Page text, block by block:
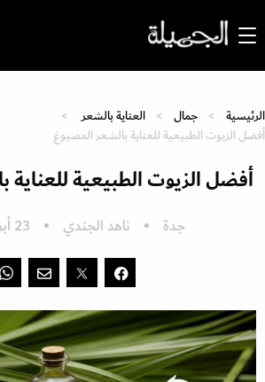
الرئيسية جمال
العناية بالشعر
أفضل الزيوت الطبيعية للعناية بالشعر المصبوغ
أفضل الزيوت الطبيعية
جدة ناهد الجندي 23 أبريل 2017